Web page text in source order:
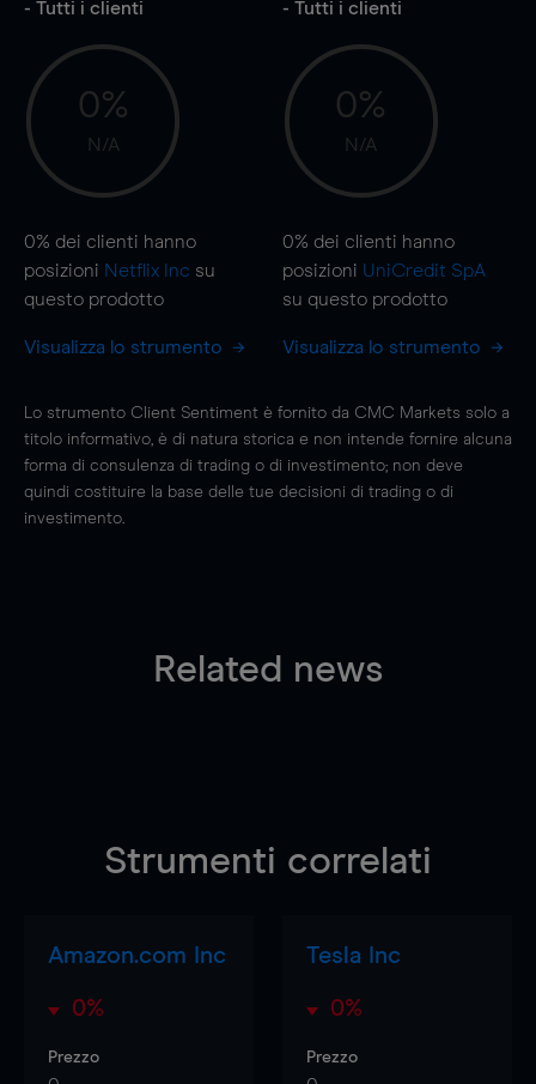
- Tutti i clienti
0%
N/A
0% dei clienti hanno
posizioni Netflix Inc su
questo prodotto
Visualizza lo strumento
- Tutti i clienti
0%
N/A
0% dei clienti hanno
posizioni UniCredit SpA
su questo prodotto
Visualizza lo strumento
Lo strumento Client Sentiment è fornito da CMC Markets solo a
titolo informativo, è di natura storica e non intende fornire alcuna
forma di consulenza di trading o di investimento; non deve
quindi costituire la base delle tue decisioni di trading o di
investimento.
Related news
Strumenti correlati
Amazon.com Inc
0%
Prezzo
Tesla Inc
0%
Prezzo